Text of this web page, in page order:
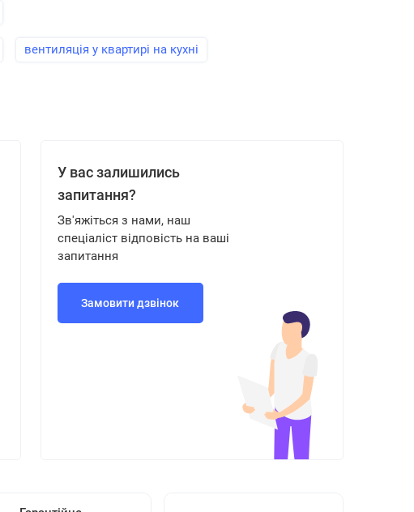
вентиляція у квартирі на кухні
У вас залишились
запитання?
Зв'яжіться з нами, наш
спеціаліст відповість на ваші
запитання
Замовити дзвінок